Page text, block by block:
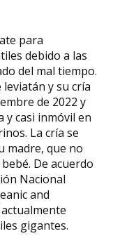
para
debido a las
del mal tiempo.
y su cría
de 2022 y
y casi inmóvil en
La cría se
madre, que no
De acuerdo
Nacional
and
gigantes.